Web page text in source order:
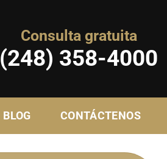
Consulta gratuita
(248) 358-4000
BLOG CONTÁCTENOS